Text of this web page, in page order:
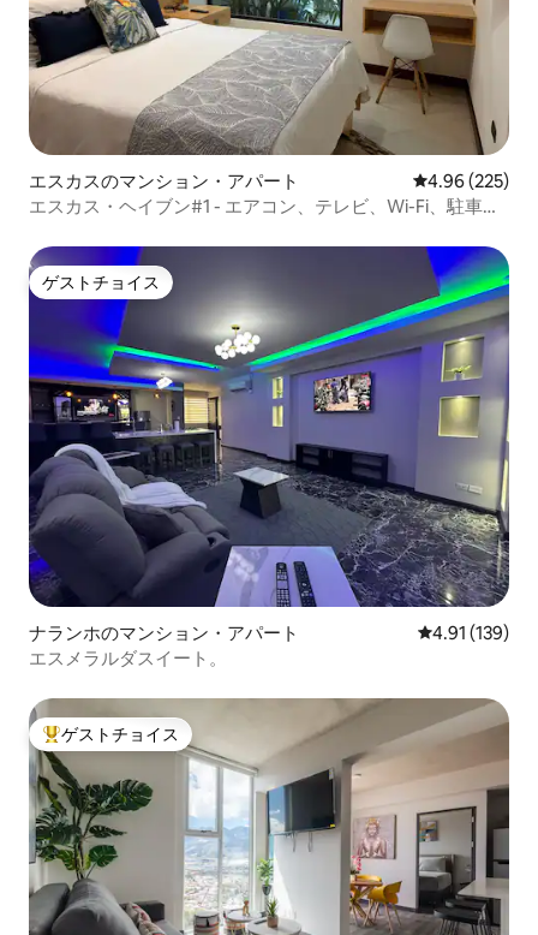
エスカスのマンション・アパート レビュー225
4.96 (225)
エスカス・ヘイブン#1 - エアコン、テレビ、Wi-Fi、駐車場
ゲストチョイス
ゲストチョイス
ナランホのマンション・アパート レビュー139
4.91 (139)
エスメラルダスイート。
大好評のゲストチョイスです。
ゲストチョイス